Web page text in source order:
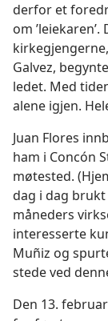
derfor et
om
Galvez,
ledet. Med
alene igjen.
Juan Flores
ham i Concón
møtested.
dag i dag
måneders
interesserte
Muñiz og
stede ved
Den 13.